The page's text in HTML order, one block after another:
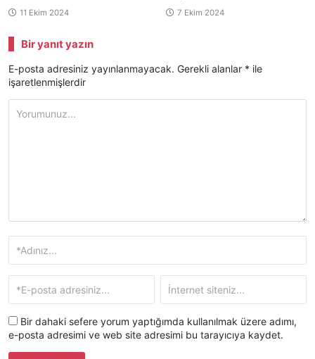
11 Ekim 2024 7 Ekim 2024
Bir yanıt yazın
E-posta adresiniz yayınlanmayacak. Gerekli alanlar * ile
işaretlenmişlerdir
Bir dahaki sefere yorum yaptığımda kullanılmak üzere adımı,
e-posta adresimi ve web site adresimi bu tarayıcıya kaydet.